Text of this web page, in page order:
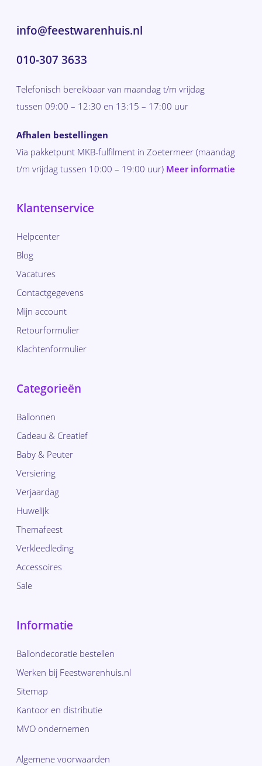
info@feestwarenhuis.nl
010-307 3633
Telefonisch bereikbaar van maandag t/m vrijdag
tussen 09:00 – 12:30 en 13:15 – 17:00 uur
Afhalen bestellingen
Via pakketpunt MKB-fulfilment in Zoetermeer (maandag
t/m vrijdag tussen 10:00 – 19:00 uur) Meer informatie
Klantenservice
Helpcenter
Blog
Vacatures
Contactgegevens
Mijn account
Retourformulier
Klachtenformulier
Categorieën
Ballonnen
Cadeau & Creatief
Baby & Peuter
Versiering
Verjaardag
Huwelijk
Themafeest
Verkleedleding
Accessoires
Sale
Informatie
Ballondecoratie bestellen
Werken bij Feestwarenhuis.nl
Sitemap
Kantoor en distributie
MVO ondernemen
Algemene voorwaarden